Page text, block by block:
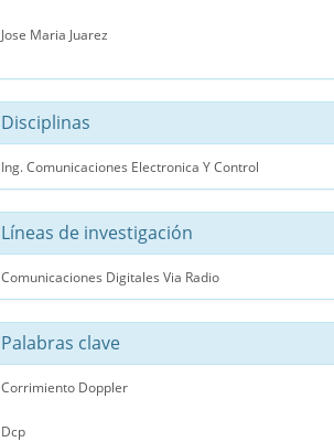
Jose Maria Juarez
Disciplinas
Ing. Comunicaciones Electronica Y Control
Líneas de investigación
Comunicaciones Digitales Via Radio
Palabras clave
Corrimiento Doppler
Dcp